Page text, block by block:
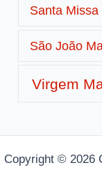
Santa Missa
São João
Virgem
Copyright © 2026